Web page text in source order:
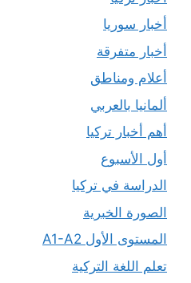
أخبار سوريا
أخبار متفرقة
أعلام ومناطق
ألمانيا بالعربي
أهم أخبار تركيا
أول الأسبوع
الدراسة في تركيا
الصورة الخبرية
المستوى الأول A1-A2
تعلم اللغة التركية